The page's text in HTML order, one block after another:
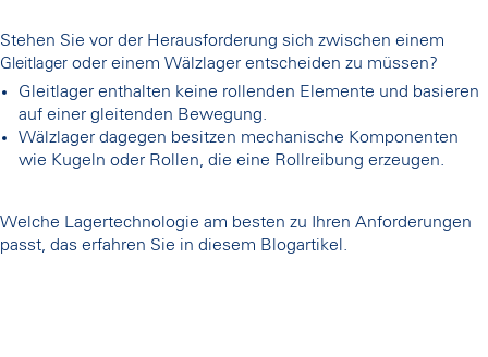
Stehen Sie vor der Herausforderung sich zwischen einem
Gleitlager oder einem Wälzlager entscheiden zu müssen?
Gleitlager enthalten keine rollenden Elemente und basieren
auf einer gleitenden Bewegung.
Wälzlager dagegen besitzen mechanische Komponenten
wie Kugeln oder Rollen, die eine Rollreibung erzeugen.
Welche Lagertechnologie am besten zu Ihren Anforderungen
passt, das erfahren Sie in diesem Blogartikel.